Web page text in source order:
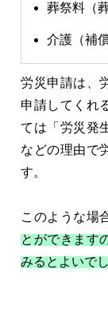
葬祭料（
介護（補
労災申請は、
申請してくれ
ては「労災発
などの理由で
す。
このような場
とができます
みるとよいで